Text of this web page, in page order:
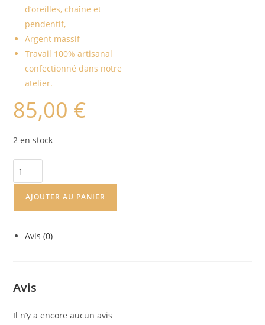
d’oreilles, chaîne et
pendentif,
Argent massif
Travail 100% artisanal
confectionné dans notre
atelier.
85,00 €
2 en stock
AJOUTER AU PANIER
Avis (0)
Avis
Il n’y a encore aucun avis